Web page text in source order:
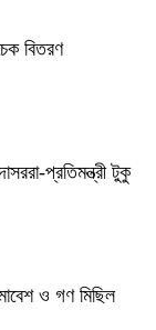
বিতরণ
প্রতিমন্ত্রী টুকু
ও গণ মিছিল